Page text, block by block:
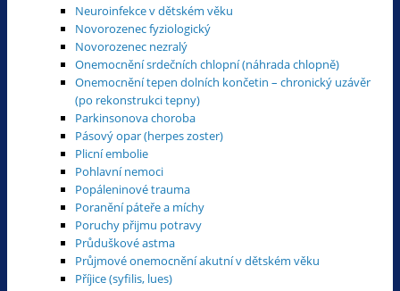
Neuroinfekce v dětském věku
Novorozenec fyziologický
Novorozenec nezralý
Onemocnění srdečních chlopní (náhrada chlopně)
Onemocnění tepen dolních končetin – chronický uzávěr
(po rekonstrukci tepny)
Parkinsonova choroba
Pásový opar (herpes zoster)
Plicní embolie
Pohlavní nemoci
Popáleninové trauma
Poranění páteře a míchy
Poruchy přijmu potravy
Průduškové astma
Průjmové onemocnění akutní v dětském věku
Příjice (syfilis, lues)